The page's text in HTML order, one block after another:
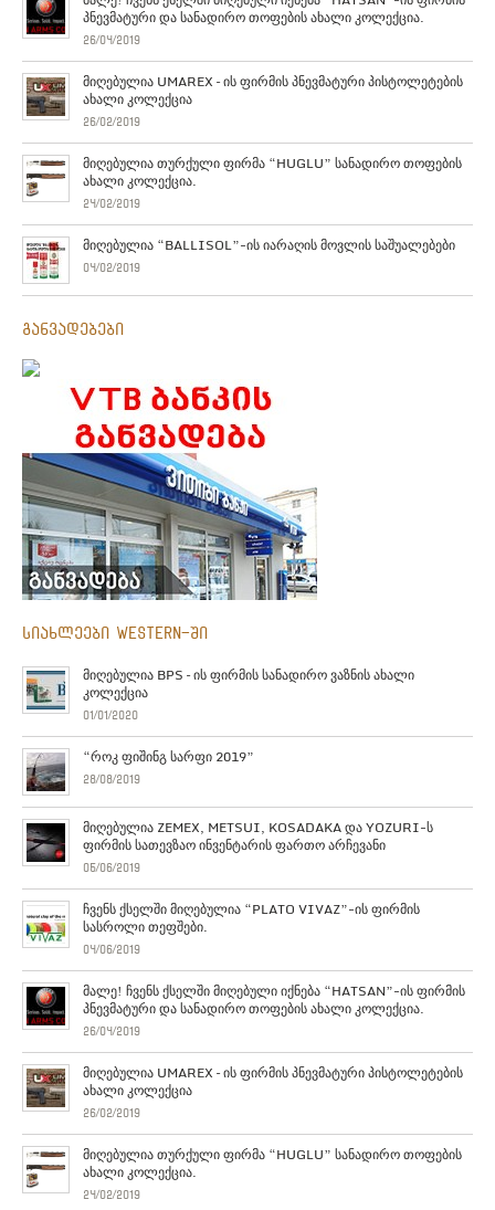
პნევმატური და სანადირო თოფების ახალი კოლექცია.
26/04/2019
მიღებულია UMAREX – ის ფირმის პნევმატური პისტოლეტების
ახალი კოლექცია
26/02/2019
მიღებულია თურქული ფირმა “HUGLU” სანადირო თოფების
ახალი კოლექცია.
24/02/2019
მიღებულია “BALLISOL”-ის იარაღის მოვლის საშუალებები
04/02/2019
განვადებები
სიახლეები Western-ში
მიღებულია BPS – ის ფირმის სანადირო ვაზნის ახალი
კოლექცია
01/01/2020
“როკ ფიშინგ სარფი 2019”
28/08/2019
მიღებულია ZEMEX, METSUI, KOSADAKA და YOZURI-ს
ფირმის სათევზაო ინვენტარის ფართო არჩევანი
05/06/2019
ჩვენს ქსელში მიღებულია “PLATO VIVAZ”-ის ფირმის
სასროლი თეფშები.
04/06/2019
მალე! ჩვენს ქსელში მიღებული იქნება “HATSAN”-ის ფირმის
პნევმატური და სანადირო თოფების ახალი კოლექცია.
26/04/2019
მიღებულია UMAREX – ის ფირმის პნევმატური პისტოლეტების
ახალი კოლექცია
26/02/2019
მიღებულია თურქული ფირმა “HUGLU” სანადირო თოფების
ახალი კოლექცია.
24/02/2019